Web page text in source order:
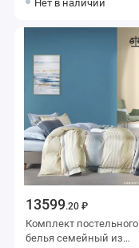
50х70 2 шт и с
Нет в наличии
13599.20 ₽
Комплект постельного
белья семейный из